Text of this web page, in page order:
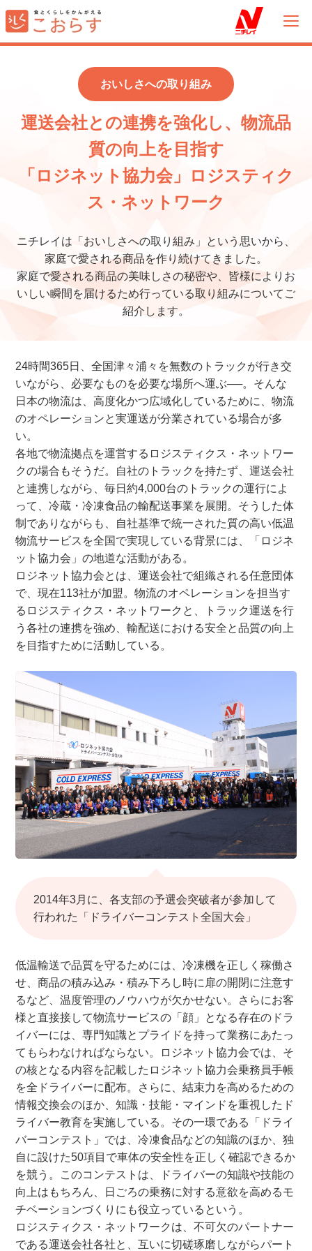
メ
イ
ン
おいしさへの取り組み
運送会社との連携を強化し、物流品
質の向上を目指す
「ロジネット協力会」ロジスティク
ス・ネットワーク
ニチレイは「おいしさへの取り組み」という思いから、
家庭で愛される商品を作り続けてきました。
家庭で愛される商品の美味しさの秘密や、皆様によりお
いしい瞬間を届けるため行っている取り組みについてご
紹介します。
24時間365日、全国津々浦々を無数のトラックが行き交
いながら、必要なものを必要な場所へ運ぶ──。そんな
日本の物流は、高度化かつ広域化しているために、物流
のオペレーションと実運送が分業されている場合が多
い。
各地で物流拠点を運営するロジスティクス・ネットワー
クの場合もそうだ。自社のトラックを持たず、運送会社
と連携しながら、毎日約4,000台のトラックの運行によ
って、冷蔵・冷凍食品の輸配送事業を展開。そうした体
制でありながらも、自社基準で統一された質の高い低温
物流サービスを全国で実現している背景には、「ロジネ
ット協力会」の地道な活動がある。
ロジネット協力会とは、運送会社で組織される任意団体
で、現在113社が加盟。物流のオペレーションを担当す
るロジスティクス・ネットワークと、トラック運送を行
う各社の連携を強め、輸配送における安全と品質の向上
を目指すために活動している。
2014年3月に、各支部の予選会突破者が参加して
行われた「ドライバーコンテスト全国大会」
低温輸送で品質を守るためには、冷凍機を正しく稼働さ
せ、商品の積み込み・積み下ろし時に扉の開閉に注意す
るなど、温度管理のノウハウが欠かせない。さらにお客
様と直接接して物流サービスの「顔」となる存在のドラ
イバーには、専門知識とプライドを持って業務にあたっ
てもらわなければならない。ロジネット協力会では、そ
の核となる内容を記載したロジネット協力会乗務員手帳
を全ドライバーに配布。さらに、結束力を高めるための
情報交換会のほか、知識・技能・マインドを重視したド
ライバー教育を実施している。その一環である「ドライ
バーコンテスト」では、冷凍食品などの知識のほか、独
自に設けた50項目で車体の安全性を正しく確認できるか
を競う。このコンテストは、ドライバーの知識や技能の
向上はもちろん、日ごろの乗務に対する意欲を高めるモ
チベーションづくりにも役立っているという。
ロジスティクス・ネットワークは、不可欠のパートナー
である運送会社各社と、互いに切磋琢磨しながらパート